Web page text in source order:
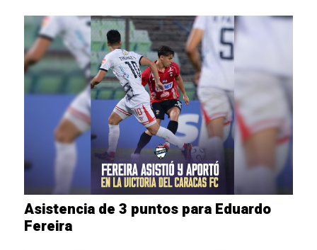
Asistencia de 3 puntos para Eduardo
Fereira